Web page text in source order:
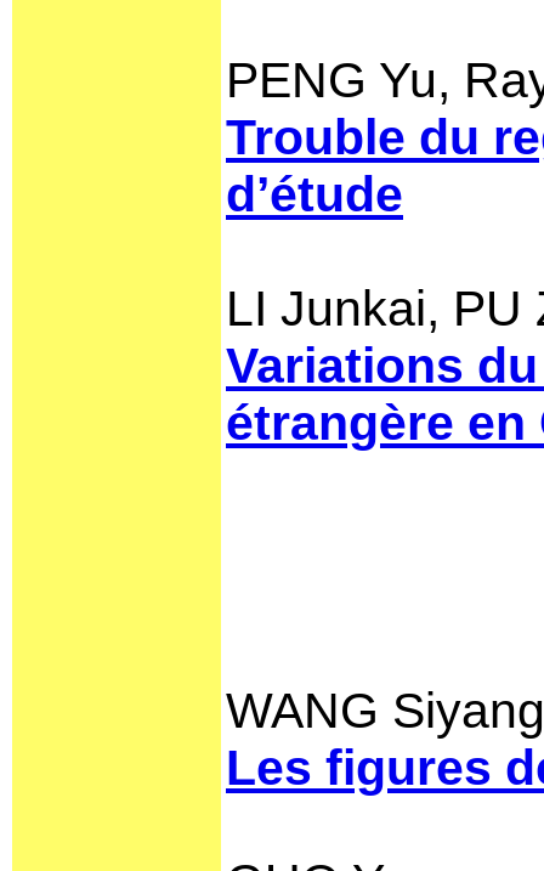
PENG Yu,
Trouble du
d’étude
LI Junkai, PU
Variations
étrangère en
WANG Siyang
Les figures